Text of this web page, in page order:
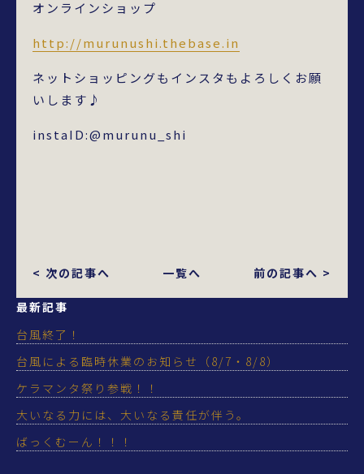
オンラインショップ
http://murunushi.thebase.in
ネットショッピングもインスタもよろしくお願
いします♪
instaID:@murunu_shi
< 次の記事へ 一覧へ 前の記事へ >
最新記事
台風終了！
台風による臨時休業のお知らせ（8/7・8/8）
ケラマンタ祭り参戦！！
大いなる力には、大いなる責任が伴う。
ばっくむーん！！！